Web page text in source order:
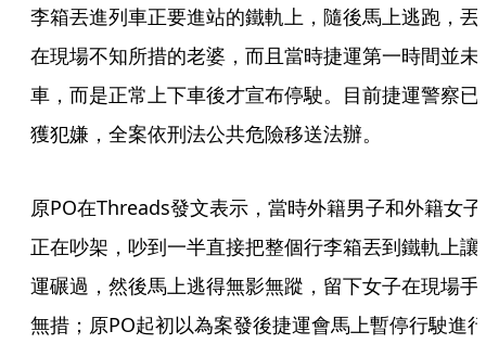
李箱丟進列車正要進站的鐵軌上，隨後馬上逃跑，丟
在現場不知所措的老婆，而且當時捷運第一時間並未
車，而是正常上下車後才宣布停駛。目前捷運警察已
獲犯嫌，全案依刑法公共危險移送法辦。
原PO在Threads發文表示，當時外籍男子和外籍女子
正在吵架，吵到一半直接把整個行李箱丟到鐵軌上讓
運碾過，然後馬上逃得無影無蹤，留下女子在現場手
無措；原PO起初以為案發後捷運會馬上暫停行駛進行